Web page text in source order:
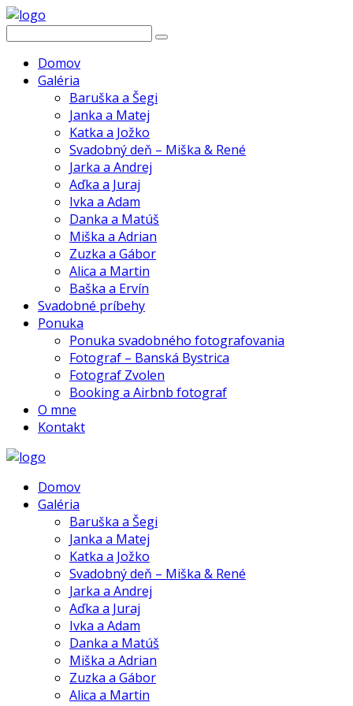
Domov
Galéria
Baruška a Šegi
Janka a Matej
Katka a Jožko
Svadobný deň – Miška & René
Jarka a Andrej
Aďka a Juraj
Ivka a Adam
Danka a Matúš
Miška a Adrian
Zuzka a Gábor
Alica a Martin
Baška a Ervín
Svadobné príbehy
Ponuka
Ponuka svadobného fotografovania
Fotograf – Banská Bystrica
Fotograf Zvolen
Booking a Airbnb fotograf
O mne
Kontakt
Domov
Galéria
Baruška a Šegi
Janka a Matej
Katka a Jožko
Svadobný deň – Miška & René
Jarka a Andrej
Aďka a Juraj
Ivka a Adam
Danka a Matúš
Miška a Adrian
Zuzka a Gábor
Alica a Martin